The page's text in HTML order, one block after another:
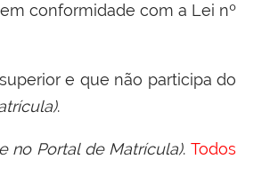
conformidade com a Lei nº
e que não participa do
.
no Portal de Matrícula). Todos